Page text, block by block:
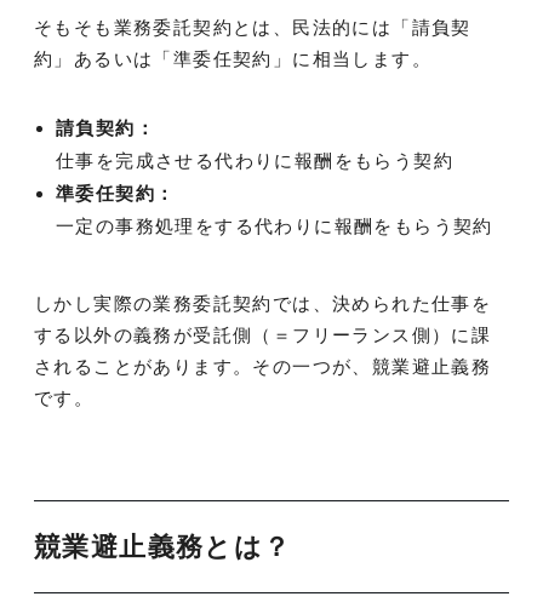
そもそも業務委託契約とは、民法的には「請負契
約」あるいは「準委任契約」に相当します。
請負契約：
仕事を完成させる代わりに報酬をもらう契約
準委任契約：
一定の事務処理をする代わりに報酬をもらう契約
しかし実際の業務委託契約では、決められた仕事を
する以外の義務が受託側（＝フリーランス側）に課
されることがあります。その一つが、競業避止義務
です。
競業避止義務とは？